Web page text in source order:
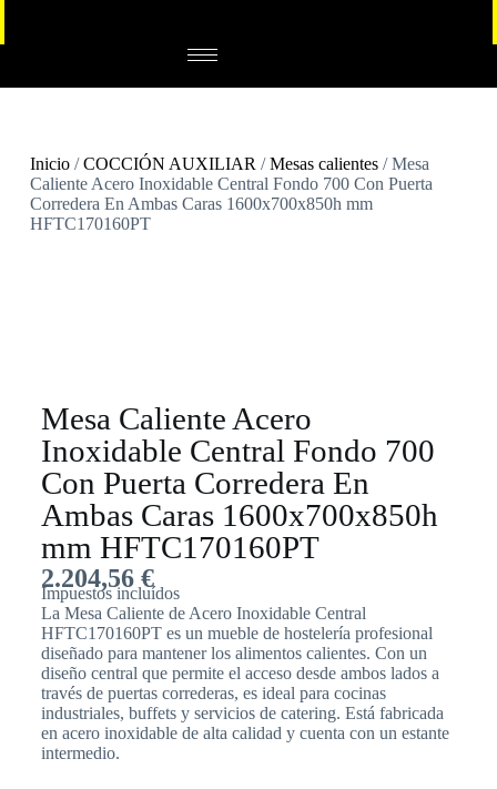
Inicio/COCCIÓN AUXILIAR /Mesas calientes/ Mesa
Caliente Acero Inoxidable Central Fondo 700 Con Puerta
Corredera En Ambas Caras 1600x700x850h mm
HFTC170160PT
Mesa Caliente Acero
Inoxidable Central Fondo 700
Con Puerta Corredera En
Ambas Caras 1600x700x850h
mm HFTC170160PT
2.204,56 €
Impuestos incluídos
La Mesa Caliente de Acero Inoxidable Central
HFTC170160PT es un mueble de hostelería profesional
diseñado para mantener los alimentos calientes. Con un
diseño central que permite el acceso desde ambos lados a
través de puertas correderas, es ideal para cocinas
industriales, buffets y servicios de catering. Está fabricada
en acero inoxidable de alta calidad y cuenta con un estante
intermedio.